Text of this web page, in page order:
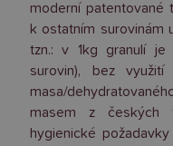
moderní patentované
k ostatním surovinám
tzn.: v 1kg granulí
surovin), bez využití
masa/
masem z českých
hygienické